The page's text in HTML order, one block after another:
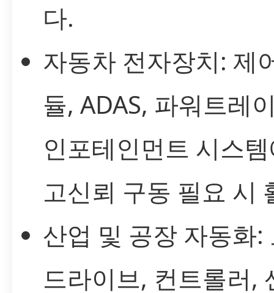
다.
자동차 전자장치: 제
듈, ADAS, 파워트레
인포테인먼트 시스
고신뢰 구동 필요 시
산업 및 공장 자동화:
드라이브, 컨트롤러,